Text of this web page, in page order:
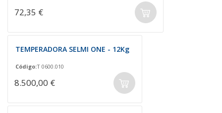
72,35 €
TEMPERADORA SELMI ONE - 12Kg
Código:T 0600.010
8.500,00 €